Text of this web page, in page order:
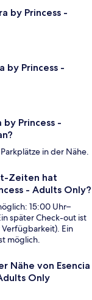
by Princess -
by Princess -
Princess -
in der Nähe.
Zeiten hat
- Adults Only?
15:00 Uhr–
später Check-out ist
Ein
möglich.
Nähe von Esencia
Only